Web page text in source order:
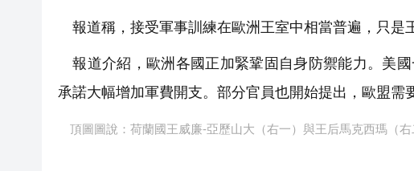
報道稱，接受軍事訓練在歐洲王室中相當普遍，只是
報道介紹，歐洲各國正加緊鞏固自身防禦能力。美
承諾大幅增加軍費開支。部分官員也開始提出，歐盟需
頂圖圖說：荷蘭國王威廉-亞歷山大（右一）與王后馬克西瑪（右